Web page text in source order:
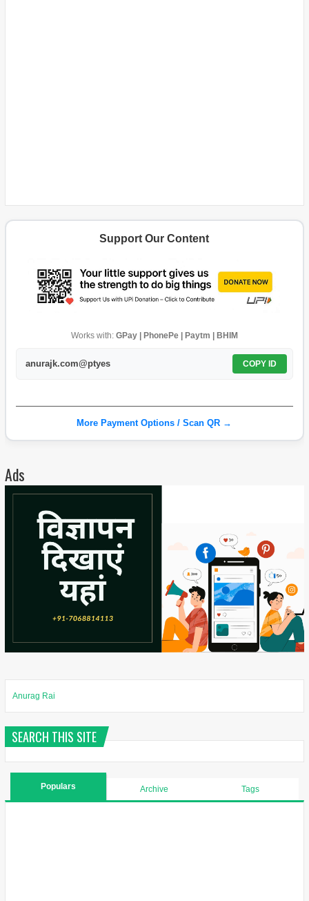
Support Our Content
Works with: GPay | PhonePe | Paytm | BHIM
anurajk.com@ptyes COPY ID
More Payment Options / Scan QR →
Ads
Anurag Rai
SEARCH THIS SITE
Populars Archive Tags